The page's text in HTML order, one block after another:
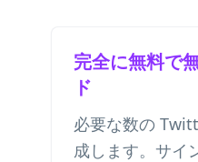
完全に無料で
ド
必要な数の
成します。サイ